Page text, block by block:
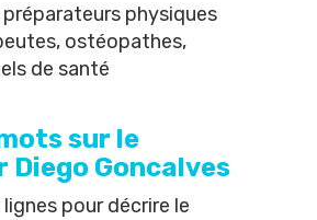
préparateurs physiques
ostéopathes,
de santé
sur le
Goncalves
pour décrire le